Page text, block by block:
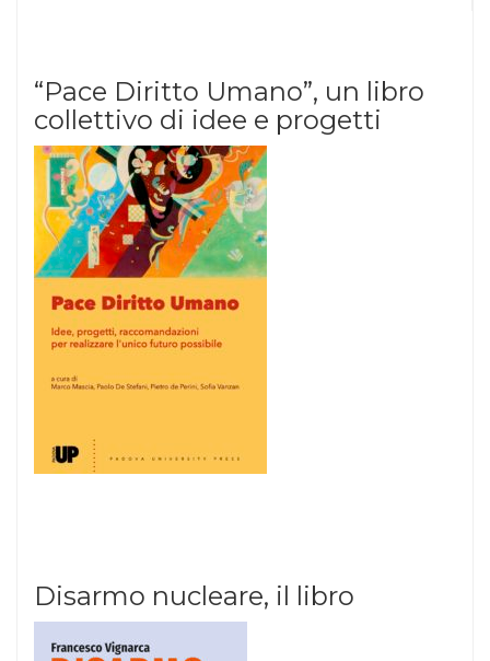
“Pace Diritto Umano”, un libro
collettivo di idee e progetti
Disarmo nucleare, il libro